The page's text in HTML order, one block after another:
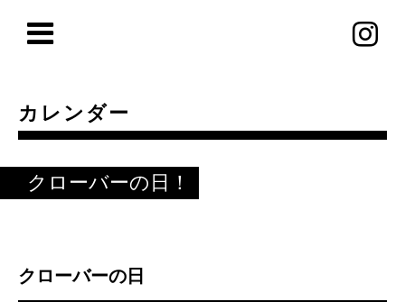
カレンダー
クローバーの日！
クローバーの日